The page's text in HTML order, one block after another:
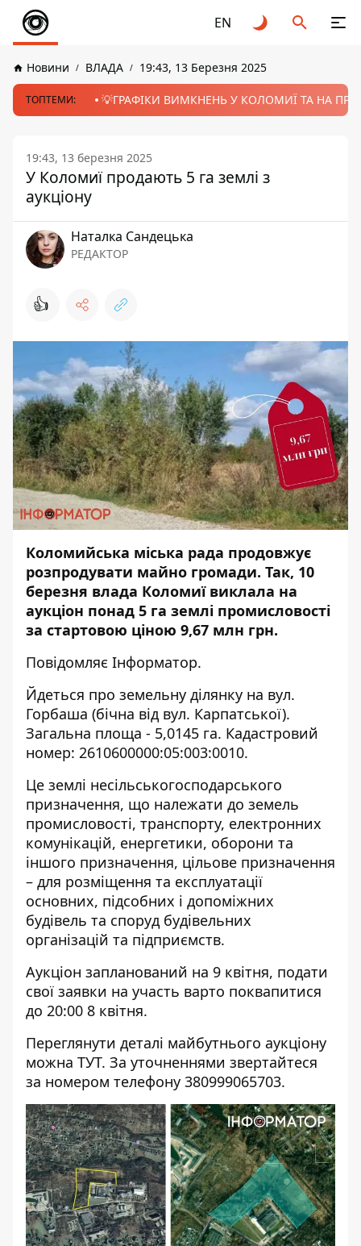
EN
Новини ВЛАДА 19:43, 13 Березня 2025
ТОПТЕМИ: 💡ГРАФІКИ ВИМКНЕНЬ У КОЛОМИЇ ТА НА
19:43, 13 березня 2025
У Коломиї продають 5 га землі з
аукціону
Наталка Сандецька
РЕДАКТОР
👍
Коломийська міська рада продовжує
розпродувати майно громади. Так, 10
березня влада Коломиї виклала на
аукціон понад 5 га землі промисловості
за стартовою ціною 9,67 млн грн.
Повідомляє Інформатор.
Йдеться про земельну ділянку на вул.
Горбаша (бічна від вул. Карпатської).
Загальна площа - 5,0145 га. Кадастровий
номер: 2610600000:05:003:0010.
Це землі несільськогосподарського
призначення, що належати до земель
промисловості, транспорту, електронних
комунікацій, енергетики, оборони та
іншого призначення, цільове призначення
– для розміщення та експлуатації
основних, підсобних і допоміжних
будівель та споруд будівельних
організацій та підприємств.
Аукціон запланований на 9 квітня, подати
свої заявки на участь варто поквапитися
до 20:00 8 квітня.
Переглянути деталі майбутнього аукціону
можна ТУТ. За уточненнями звертайтеся
за номером телефону 380999065703.